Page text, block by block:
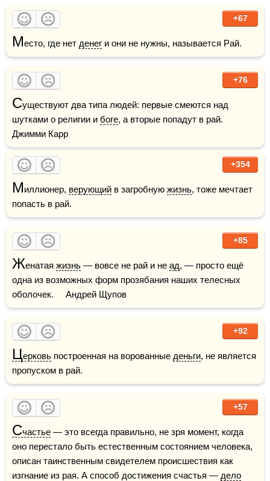
+67
Место, где нет денег и они не нужны, называется Рай.
+76
Существуют два типа людей: первые смеются над
шутками о религии и боге, а вторые попадут в рай.
Джимми Карр
+354
Миллионер, верующий в загробную жизнь, тоже мечтает
попасть в рай.
+85
Женатая жизнь — вовсе не рай и не ад, — просто ещё
одна из возможных форм прозябания наших телесных
оболочек.     Андрей Щупов
+92
Церковь построенная на ворованные деньги, не является
пропуском в рай.
+57
Счастье — это всегда правильно, не зря момент, когда
оно перестало быть естественным состоянием человека,
описан таинственным свидетелем происшествия как
изгнание из рая. А способ достижения счастья — дело